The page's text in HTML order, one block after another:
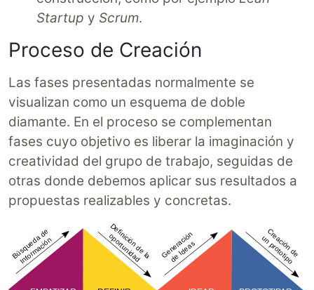
Startup y Scrum.
Proceso de Creación
Las fases presentadas normalmente se
visualizan como un esquema de doble
diamante. En el proceso se complementan
fases cuyo objetivo es liberar la imaginación y
creatividad del grupo de trabajo, seguidas de
otras donde debemos aplicar sus resultados a
propuestas realizables y concretas.